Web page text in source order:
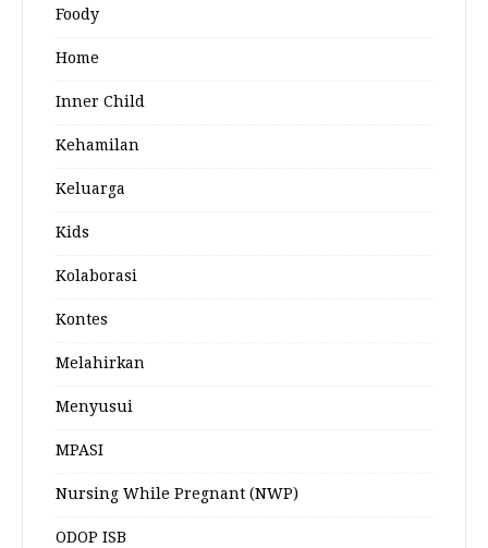
Foody
Home
Inner Child
Kehamilan
Keluarga
Kids
Kolaborasi
Kontes
Melahirkan
Menyusui
MPASI
Nursing While Pregnant (NWP)
ODOP ISB